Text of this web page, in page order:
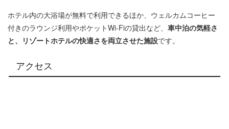
ホテル内の大浴場が無料で利用できるほか、ウェルカムコーヒー
付きのラウンジ利用やポケットWi‑Fiの貸出など、 車中泊の気軽さ
と、リゾートホテルの快適さを両立させた施設です。
アクセス